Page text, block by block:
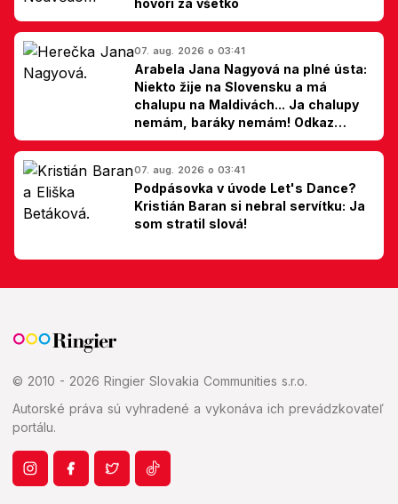
hovorí za všetko
07. aug. 2026 o 03:41
Arabela Jana Nagyová na plné ústa:
Niekto žije na Slovensku a má
chalupu na Maldivách... Ja chalupy
nemám, baráky nemám! Odkaz
Slovákom
07. aug. 2026 o 03:41
Podpásovka v úvode Let's Dance?
Kristián Baran si nebral servítku: Ja
som stratil slová!
© 2010 - 2026 Ringier Slovakia Communities s.r.o.
Autorské práva sú vyhradené a vykonáva ich prevádzkovateľ
portálu.